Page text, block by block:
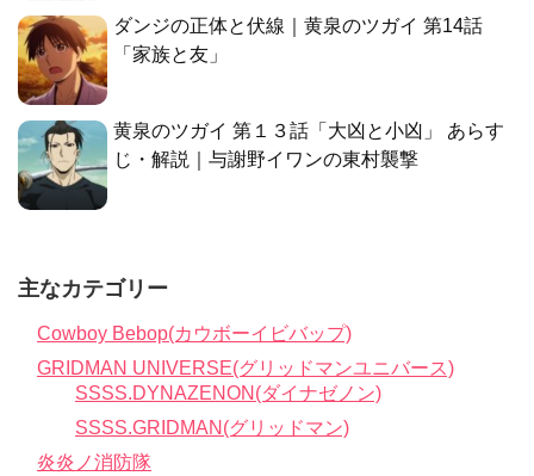
ダンジの正体と伏線｜黄泉のツガイ 第14話
「家族と友」
黄泉のツガイ 第１３話「大凶と小凶」 あらす
じ・解説｜与謝野イワンの東村襲撃
主なカテゴリー
Cowboy Bebop(カウボーイビバップ)
GRIDMAN UNIVERSE(グリッドマンユニバース)
SSSS.DYNAZENON(ダイナゼノン)
SSSS.GRIDMAN(グリッドマン)
炎炎ノ消防隊